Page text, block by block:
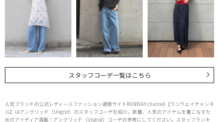
スタッフコーデ一覧はこちら
人気ブランドの公式レディースファッション通販サイトRUNWAY channel【ランウェイチャンネ
ル】はアングリッド（Ungrid）のスタッフコーデを紹介。新着、人気のアイテムを着こなすた
めのアイディア満載！アングリッド（Ungrid）コーデの参考にしてください。スタッフランキ